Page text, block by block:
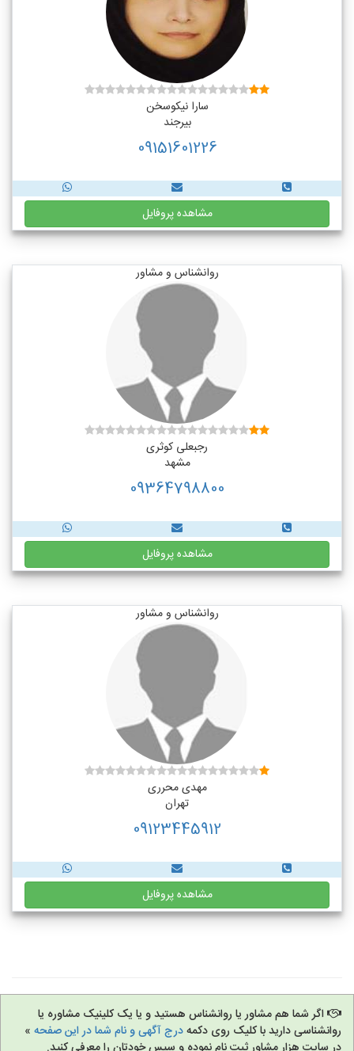
سارا نیکوسخن
بیرجند
09151601226
مشاهده پروفایل
روانشناس و مشاور
رجبعلی کوثری
مشهد
09364798800
مشاهده پروفایل
روانشناس و مشاور
مهدی محرری
تهران
09123445912
مشاهده پروفایل
اگر شما هم مشاور یا روانشناس هستید و یا یک کلینیک مشاوره یا
روانشناسی دارید با کلیک روی دکمهدرج آگهی و نام شما در این صفحه »